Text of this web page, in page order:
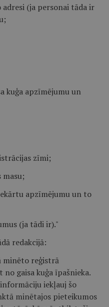
(ja personai tāda ir
kuģa apzīmējumu un
zīmi;
masu;
apzīmējumu un to
(ja tādi ir)."
redakcijā:
minēto reģistrā
gaisa kuģa īpašnieka.
iekļauj šo
minētajos pieteikumos